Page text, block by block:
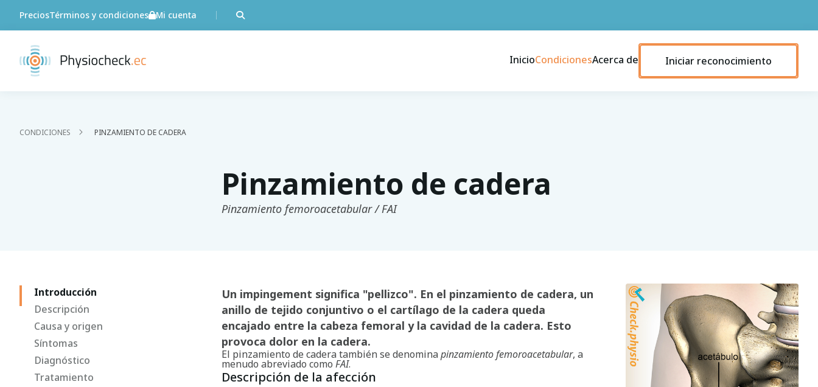
PreciosTérminos y condiciones Mi cuenta
InicioCondicionesAcerca de Iniciar reconocimiento
CONDICIONES PINZAMIENTO DE CADERA
Pinzamiento de cadera
Pinzamiento femoroacetabular / FAI
Introducción
Descripción
Causa y origen
Síntomas
Diagnóstico
Tratamiento
Un impingement significa "pellizco". En el pinzamiento de cadera, un
anillo de tejido conjuntivo o el cartílago de la cadera queda
encajado entre la cabeza femoral y la cavidad de la cadera. Esto
provoca dolor en la cadera.
El pinzamiento de cadera también se denomina pinzamiento femoroacetabular, a
menudo abreviado como FAI.
Descripción de la afección